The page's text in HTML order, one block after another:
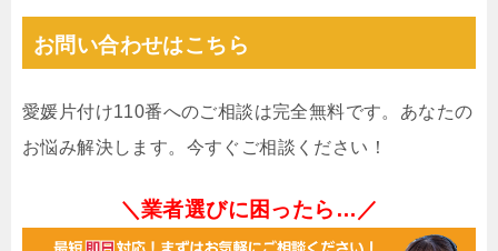
お問い合わせはこちら
愛媛片付け110番へのご相談は完全無料です。あなたの
お悩み解決します。今すぐご相談ください！
＼業者選びに困ったら…／